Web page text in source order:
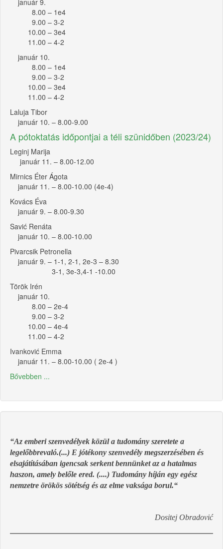
január 9.
8.00 – 1e4
9.00 – 3-2
10.00 – 3e4
11.00 – 4-2
január 10.
8.00 – 1e4
9.00 – 3-2
10.00 – 3e4
11.00 – 4-2
Laluja Tibor
január 10. – 8.00-9.00
A pótoktatás időpontjai a téli szünidőben (2023/24)
Leginj Marija
január 11. – 8.00-12.00
Mirnics Éter Ágota
január 11. – 8.00-10.00 (4e-4)
Kovács Éva
január 9. – 8.00-9.30
Savić Renáta
január 10. – 8.00-10.00
Pivarcsik Petronella
január 9. – 1-1, 2-1, 2e-3 – 8.30
3-1, 3e-3,4-1 -10.00
Török Irén
január 10.
8.00 – 2e-4
9.00 – 3-2
10.00 – 4e-4
11.00 – 4-2
Ivanković Emma
január 11. – 8.00-10.00 ( 2e-4 )
Bővebben ...
“Az emberi szenvedélyek közül a tudomány szeretete a
legelőbbrevaló.(...) E jótékony szenvedély megszerzésében és
elsajátításában igencsak serkent bennünket az a hatalmas
haszon, amely belőle ered. (....) Tudomány híján egy egész
nemzetre örökös sötétség és az elme vaksága borul.“
Dositej Obradović